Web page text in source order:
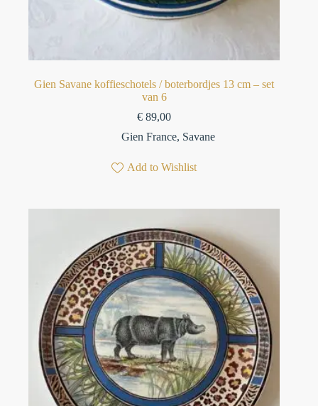
Gien Savane koffieschotels / boterbordjes 13 cm – set
van 6⁠
€ 89,00
Gien France, Savane
Add to Wishlist